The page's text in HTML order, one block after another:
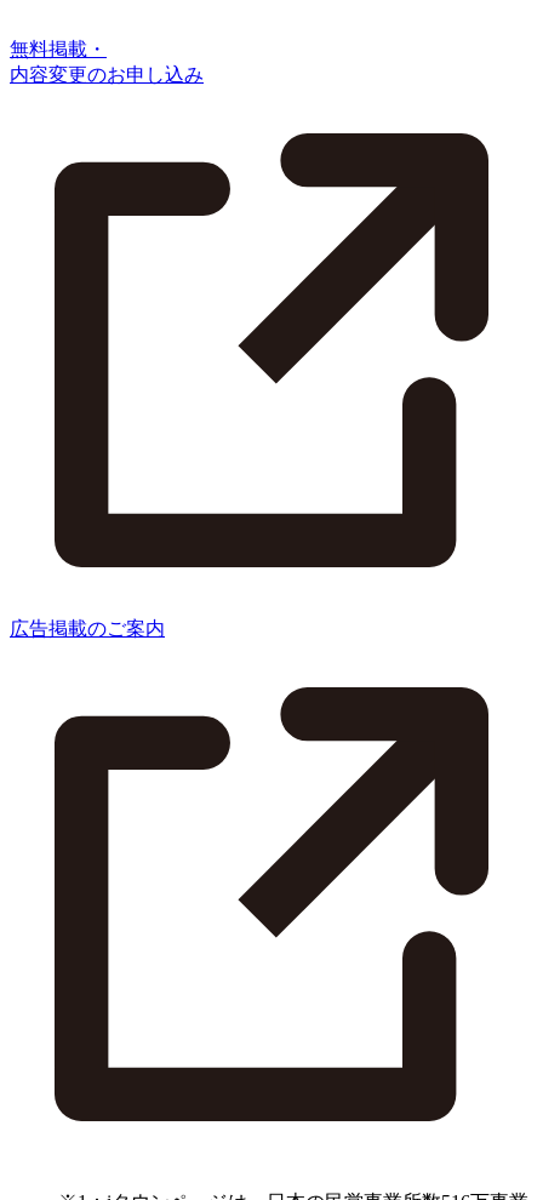
無料掲載・
内容変更のお申し込み
広告掲載のご案内